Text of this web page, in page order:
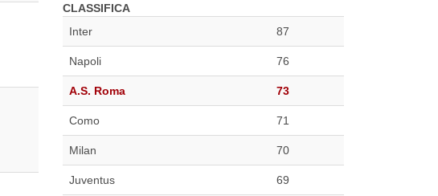
CLASSIFICA
Inter
87
Napoli 76
A.S. Roma 73
Como 71
Milan 70
Juventus 69